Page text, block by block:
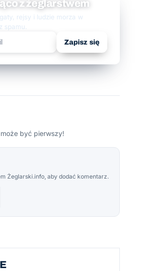
z żeglarstwem
rejsy i ludzie morza w
spamu.
Zapisz się
być pierwszy!
Żeglarski.info, aby dodać komentarz.